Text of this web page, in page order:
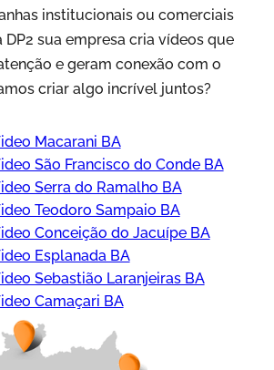
institucionais ou comerciais
DP2 sua empresa cria vídeos que
e geram conexão com o
criar algo incrível juntos?
Macarani BA
São Francisco do Conde BA
Serra do Ramalho BA
Teodoro Sampaio BA
Conceição do Jacuípe BA
Esplanada BA
Sebastião Laranjeiras BA
Camaçari BA